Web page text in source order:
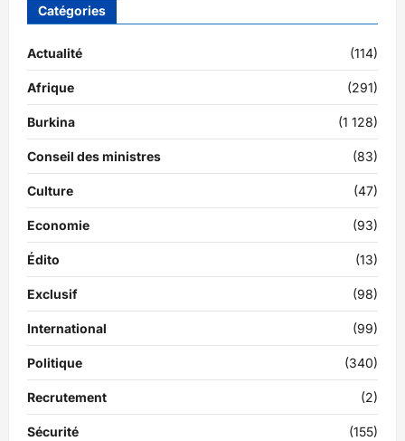
Catégories
Actualité (114)
Afrique (291)
Burkina (1 128)
Conseil des ministres (83)
Culture (47)
Economie (93)
Édito (13)
Exclusif (98)
International (99)
Politique (340)
Recrutement (2)
Sécurité (155)